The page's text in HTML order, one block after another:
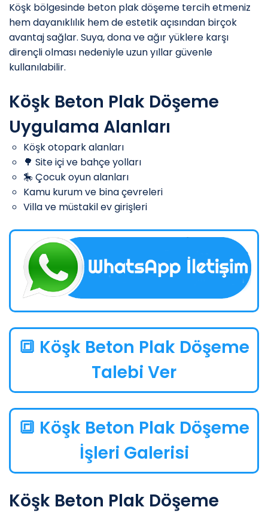
Köşk bölgesinde beton plak döşeme tercih etmeniz
hem dayanıklılık hem de estetik açısından birçok
avantaj sağlar. Suya, dona ve ağır yüklere karşı
dirençli olması nedeniyle uzun yıllar güvenle
kullanılabilir.
Köşk Beton Plak Döşeme
Uygulama Alanları
Köşk otopark alanları
🌳 Site içi ve bahçe yolları
🎠 Çocuk oyun alanları
Kamu kurum ve bina çevreleri
Villa ve müstakil ev girişleri
🔳 Köşk Beton Plak Döşeme
Talebi Ver
🔳 Köşk Beton Plak Döşeme
İşleri Galerisi
Köşk Beton Plak Döşeme